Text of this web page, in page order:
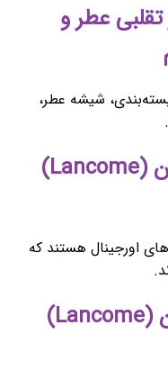
عطر و
شیشه عطر،
دکانت و دستر عطر و ادکلن (Lancome)
اورجینال هستند که
میزان رضایت عطر و ادکلن (Lancome)